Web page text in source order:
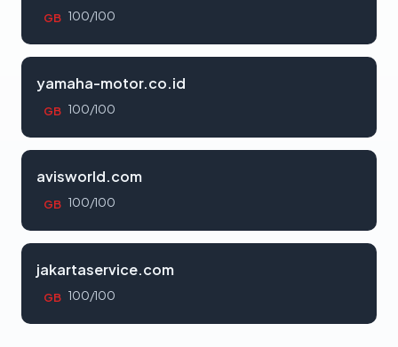
GB 100/100
yamaha-motor.co.id
GB 100/100
avisworld.com
GB 100/100
jakartaservice.com
GB 100/100